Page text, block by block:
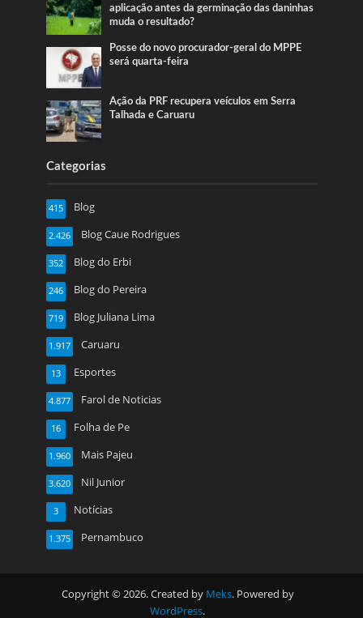
aplicação antes da germinação das daninhas
muda o resultado?
Posse do novo procurador-geral do MPPE
será quarta-feira
Ação da PRF recupera veículos em Serra
Talhada e Caruaru
Categorias
Blog
415
Blog Caue Rodrigues
2.426
Blog do Erbi
352
Blog do Pereira
246
Blog Juliana Lima
719
Caruaru
1.917
Esportes
13
Farol de Noticias
4.877
Folha de Pe
16
Mais Pajeu
1.960
Nil Junior
3.620
Notícias
3
Pernambuco
1.375
Copyright © 2026. Created by Meks. Powered by
WordPress.